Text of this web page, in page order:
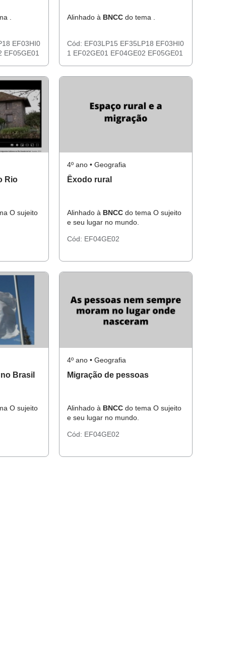
.
EF03HI0
EF05GE01
Alinhado à BNCC do tema .
Cód: EF03LP15 EF35LP18 EF03HI0
1 EF02GE01 EF04GE02 EF05GE01
Rio
O sujeito
4º ano • Geografia
Êxodo rural
Alinhado à BNCC do tema O sujeito
e seu lugar no mundo.
Cód: EF04GE02
Brasil
O sujeito
4º ano • Geografia
Migração de pessoas
Alinhado à BNCC do tema O sujeito
e seu lugar no mundo.
Cód: EF04GE02